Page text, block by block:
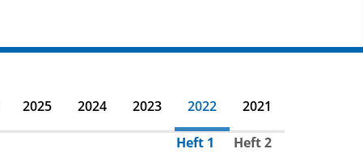
2025 2024 2023 2022 2021
Heft 1 Heft 2